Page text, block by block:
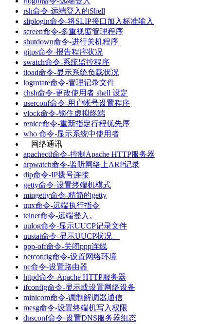
rsh命令-远端登入的Shell
sliplogin命令-将SLIP接口加入标准输入
screen命令-多重视窗管理程序
shutdown命令-进行关机程序
gitps命令-报告程序状况
swatch命令-系统监控程序
tload命令-显示系统负载状况
logrotate命令-管理记录文件
chsh命令-更改使用者 shell 设定
userconf命令-用户帐号设置程序
vlock命令-锁住虚拟终端
renice命令-重新指定行程优先序
who 命令-显示系统中使用者
网络通讯
apachectl命令-控制Apache HTTP服务器
arpwatch命令-监听网络上ARP记录
dip命令-IP拨号连接
getty命令-设置终端机模式
mingetty命令-精简的getty
uux命令-远端执行指令
telnet命令-远端登入。
uulog命令-显示UUCP记录文件
uustat命令-显示UUCP状况。
ppp-off命令-关闭ppp连线
netconfig命令-设置网络环境
nc命令-设置路由器
httpd命令-Apache HTTP服务器
ifconfig命令-显示或设置网络设备
minicom命令-调制解调器通信
mesg命令-设置终端机写入权限
dnsconf命令-设置DNS服务器组态